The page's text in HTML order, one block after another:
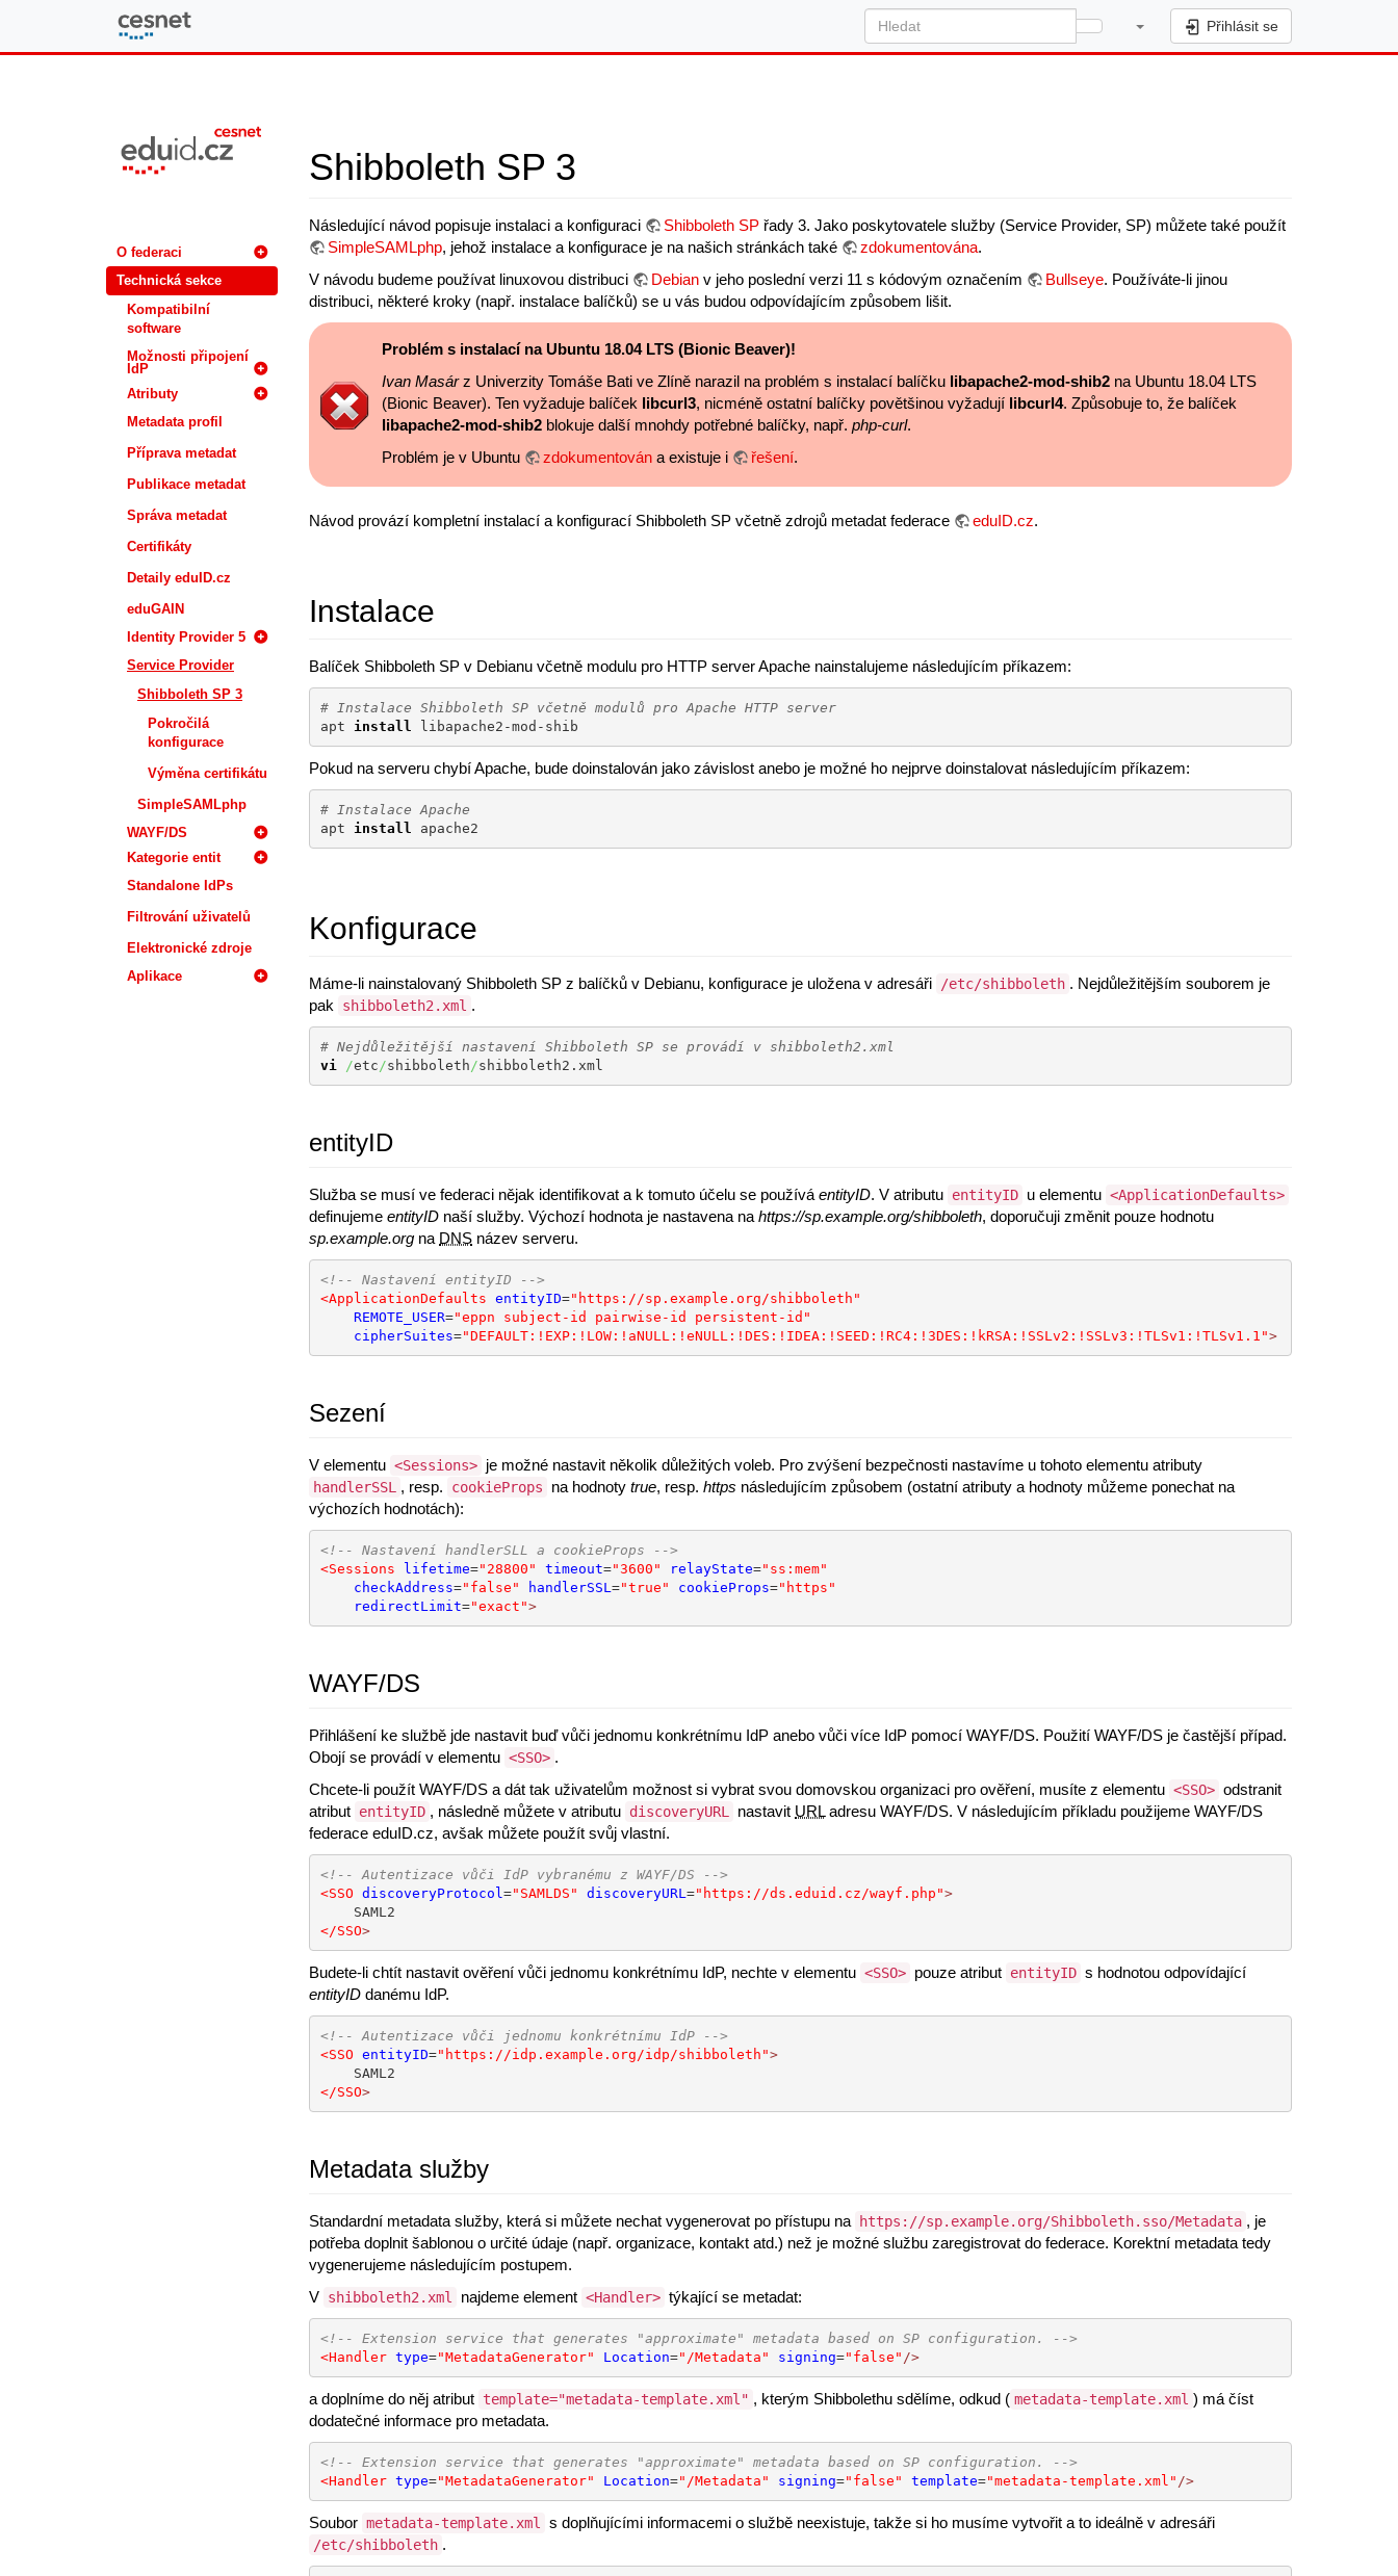
Přihlásit se
O federaci
Technická sekce
Kompatibilní
software
Možnosti připojení
IdP
Atributy
Metadata profil
Příprava metadat
Publikace metadat
Správa metadat
Certifikáty
Detaily eduID.cz
eduGAIN
Identity Provider 5
Service Provider
Shibboleth SP 3
Pokročilá
konfigurace
Výměna certifikátu
SimpleSAMLphp
WAYF/DS
Kategorie entit
Standalone IdPs
Filtrování uživatelů
Elektronické zdroje
Aplikace
Shibboleth SP 3
Následující návod popisuje instalaci a konfiguraci Shibboleth SP řady 3. Jako poskytovatele služby (Service Provider, SP) můžete také použít
SimpleSAMLphp, jehož instalace a konfigurace je na našich stránkách také zdokumentována.
V návodu budeme používat linuxovou distribuci
Debian v jeho poslední verzi 11 s kódovým označením Bullseye. Používáte-li jinou
distribuci, některé kroky (např. instalace balíčků) se u vás budou odpovídajícím způsobem lišit.
Problém s instalací na Ubuntu 18.04 LTS (Bionic Beaver)!
Ivan Masárz Univerzity Tomáše Bati ve Zlíně narazil na problém s instalací balíčku libapache2-mod-shib2 na Ubuntu 18.04 LTS
(Bionic Beaver). Ten vyžaduje balíček libcurl3, nicméně ostatní balíčky povětšinou vyžadují libcurl4. Způsobuje to, že balíček
libapache2-mod-shib2 blokuje další mnohdy potřebné balíčky, např. php-curl.
Problém je v Ubuntu
zdokumentován a existuje i řešení.
Návod provází kompletní instalací a konfigurací Shibboleth SP včetně zdrojů metadat federace eduID.cz.
Instalace
Balíček Shibboleth SP v Debianu včetně modulu pro HTTP server Apache nainstalujeme následujícím příkazem:
# Instalace Shibboleth SP včetně modulů pro Apache HTTP server
apt install libapache2-mod-shib
Pokud na serveru chybí Apache, bude doinstalován jako závislost anebo je možné ho nejprve doinstalovat následujícím příkazem:
# Instalace Apache
apt install apache2
Konfigurace
Máme-li nainstalovaný Shibboleth SP z balíčků v Debianu, konfigurace je uložena v adresáři /etc/shibboleth . Nejdůležitějším souborem je
pak
shibboleth2.xml .
# Nejdůležitější nastavení Shibboleth SP se provádí v shibboleth2.xml
vi
/etc /shibboleth /shibboleth2.xml
entityID
Služba se musí ve federaci nějak identifikovat a k tomuto účelu se používá entityID. V atributu entityID u elementu <ApplicationDefaults>
definujeme entityID naší služby. Výchozí hodnota je nastavena na https://sp.example.org/shibboleth, doporučuji změnit pouze hodnotu
sp.example.org na DNS název serveru.
<!-- Nastavení entityID -->
<ApplicationDefaults entityID="https://sp.example.org/shibboleth"
REMOTE_USER="eppn subject-id pairwise-id persistent-id"
cipherSuites="DEFAULT:!EXP:!LOW:!aNULL:!eNULL:!DES:!IDEA:!SEED:!RC4:!3DES:!kRSA:!SSLv2:!SSLv3:!TLSv1:!TLSv1.1">
Sezení
V elementu <Sessions> je možné nastavit několik důležitých voleb. Pro zvýšení bezpečnosti nastavíme u tohoto elementu atributy
handlerSSL , resp. cookieProps na hodnoty true, resp. https následujícím způsobem (ostatní atributy a hodnoty můžeme ponechat na
výchozích hodnotách):
<!-- Nastavení handlerSLL a cookieProps -->
<Sessions
lifetime="28800" timeout="3600" relayState="ss:mem"
checkAddress="false" handlerSSL ="true" cookieProps="https"
redirectLimit="exact">
WAYF/DS
Přihlášení ke službě jde nastavit buď vůči jednomu konkrétnímu IdP anebo vůči více IdP pomocí WAYF/DS. Použití WAYF/DS je častější případ.
Obojí se provádí v elementu <SSO> .
Chcete-li použít WAYF/DS a dát tak uživatelům možnost si vybrat svou domovskou organizaci pro ověření, musíte z elementu <SSO> odstranit
atribut entityID , následně můžete v atributu discoveryURL nastavit URLadresu WAYF/DS. V následujícím příkladu použijeme WAYF/DS
federace eduID.cz, avšak můžete použít svůj vlastní.
<!-- Autentizace vůči IdP vybranému z WAYF/DS -->
<SSO discoveryProtocol ="SAMLDS" discoveryURL ="https://ds.eduid.cz/wayf.php">
</SSO>
Budete-li chtít nastavit ověření vůči jednomu konkrétnímu IdP, nechte v elementu <SSO> pouze atribut entityID s hodnotou odpovídající
entityID danému IdP.
<!-- Autentizace vůči jednomu konkrétnímu IdP -->
<SSO entityID="https://idp.example.org/idp/shibboleth">
</SSO>
Metadata služby
Standardní metadata služby, která si můžete nechat vygenerovat po přístupu na https://sp.example.org/Shibboleth.sso/Metadata , je
potřeba doplnit šablonou o určité údaje (např. organizace, kontakt atd.) než je možné službu zaregistrovat do federace. Korektní metadata tedy
vygenerujeme následujícím postupem.
V shibboleth2.xml najdeme element <Handler> týkající se metadat:
<!-- Extension service that generates "approximate" metadata based on SP configuration. -->
<Handler type="MetadataGenerator" Location="/Metadata" signing="false" />
a doplníme do něj atribut template="metadata-template.xml" , kterým Shibbolethu sdělíme, odkud ( metadata-template.xml ) má číst
dodatečné informace pro metadata.
<!-- Extension service that generates "approximate" metadata based on SP configuration. -->
<Handler type="MetadataGenerator" Location="/Metadata" signing="false" template="metadata-template.xml" />
Soubor metadata-template.xml s doplňujícími informacemi o službě neexistuje, takže si ho musíme vytvořit a to ideálně v adresáři
/etc/shibboleth .